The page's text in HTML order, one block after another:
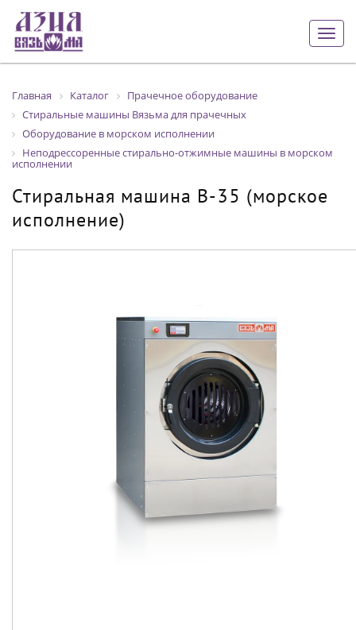
Главная Каталог
Прачечное оборудование
Стиральные машины Вязьма для прачечных
Оборудование в морском исполнении
Неподрессоренные стирально-отжимные машины в морском
исполнении
Стиральная машина В-35 (морское
исполнение)